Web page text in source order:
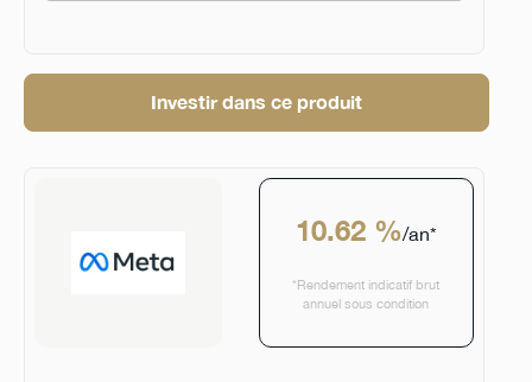
Investir dans ce produit
10.62 %/an*
*Rendement indicatif brut
annuel sous condition